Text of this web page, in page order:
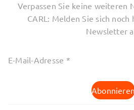
Verpassen Sie keine weiteren
CARL: Melden Sie sich
Newsletter